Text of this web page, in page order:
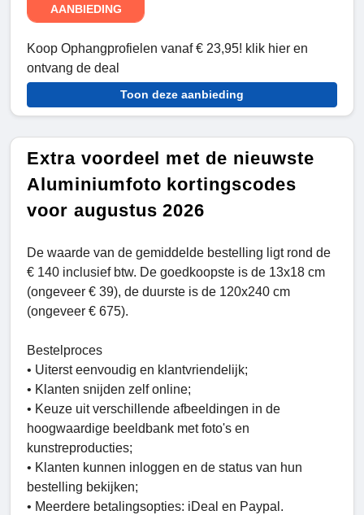
AANBIEDING
Koop Ophangprofielen vanaf € 23,95! klik hier en
ontvang de deal
Toon deze aanbieding
Extra voordeel met de nieuwste
Aluminiumfoto kortingscodes
voor augustus 2026
De waarde van de gemiddelde bestelling ligt rond de
€ 140 inclusief btw. De goedkoopste is de 13x18 cm
(ongeveer € 39), de duurste is de 120x240 cm
(ongeveer € 675).
Bestelproces
• Uiterst eenvoudig en klantvriendelijk;
• Klanten snijden zelf online;
• Keuze uit verschillende afbeeldingen in de
hoogwaardige beeldbank met foto's en
kunstreproducties;
• Klanten kunnen inloggen en de status van hun
bestelling bekijken;
• Meerdere betalingsopties: iDeal en Paypal.